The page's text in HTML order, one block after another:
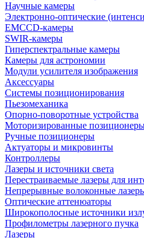
Научные камеры
Электронно-оптические
EMCCD-камеры
SWIR-камеры
Гиперспектральные камеры
Камеры для астрономии
Модули усилителя изображения
Аксессуары
Системы позиционирования
Пьезомеханика
Опорно-поворотные устройства
Моторизированные
Ручные позиционеры
Актуаторы и микровинты
Контроллеры
Лазеры и источники света
Перестраиваемые лазеры для
Непрерывные волоконные
Оптические аттенюаторы
Широкополосные источники
Профилометры лазерного пучка
Лазеры